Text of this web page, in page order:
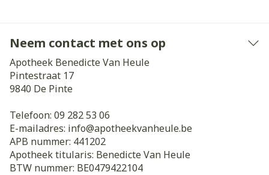
Neem contact met ons op
Apotheek Benedicte Van Heule
Pintestraat 17
9840 De Pinte
Telefoon: 09 282 53 06
E-mailadres: info@apotheekvanheule.be
APB nummer: 441202
Apotheek titularis: Benedicte Van Heule
BTW nummer: BE0479422104